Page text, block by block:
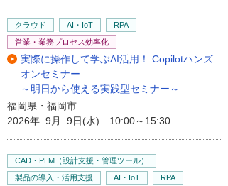
クラウド AI・IoT
RPA
営業・業務プロセス効率化
実際に操作して学ぶAI活用！ Copilotハンズ
オンセミナー
～明日から使える実践型セミナー～
福岡県・福岡市
2026年 9月 9日(水) 10:00～15:30
CAD・PLM（設計支援・管理ツール）
製品の導入・活用支援
AI・IoT
RPA